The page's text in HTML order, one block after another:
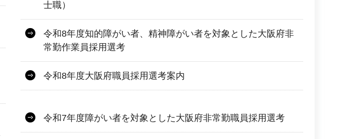
士職）
令和8年度知的障がい者、精神障がい者を対象とした大阪府非
常勤作業員採用選考
令和8年度大阪府職員採用選考案内
令和7年度障がい者を対象とした大阪府非常勤職員採用選考